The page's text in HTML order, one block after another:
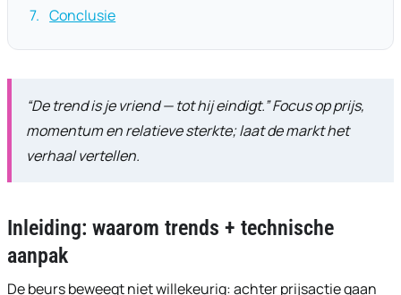
Conclusie
“De trend is je vriend — tot hij eindigt.” Focus op prijs,
momentum en relatieve sterkte; laat de markt het
verhaal vertellen.
Inleiding: waarom trends + technische
aanpak
De beurs beweegt niet willekeurig: achter prijsactie gaan